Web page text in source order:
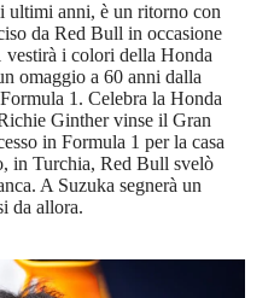
ultimi anni, è un ritorno con
da Red Bull in occasione
i colori della Honda
omaggio a 60 anni dalla
1. Celebra la Honda
Ginther vinse il Gran
in Formula 1 per la casa
in Turchia, Red Bull svelò
A Suzuka segnerà un
da allora.